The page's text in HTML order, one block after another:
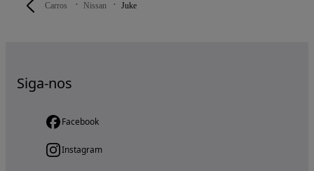
Carros Nissan Juke
Siga-nos
Facebook
Instagram